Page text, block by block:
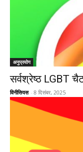
अनुप्रयोग
सर्वश्रेष्ठ LGBT
विनीसियस - 8 दिसंबर, 2025